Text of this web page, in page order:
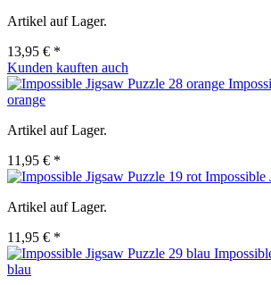
Artikel auf Lager.
13,95 € *
Kunden kauften auch
orange
Artikel auf Lager.
11,95 € *
Impossible
Artikel auf Lager.
11,95 € *
blau